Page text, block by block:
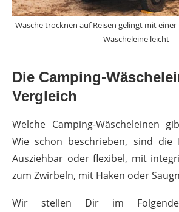
Wäsche trocknen auf Reisen gelingt mit
Wäscheleine leicht
Die Camping-
Vergleich
Welche Camping-Wäscheleinen
Wie schon beschrieben, sind die
Ausziehbar oder flexibel, mit
zum Zwirbeln, mit Haken oder
Wir stellen Dir im